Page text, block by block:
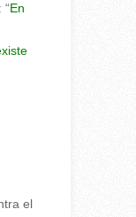
En
el